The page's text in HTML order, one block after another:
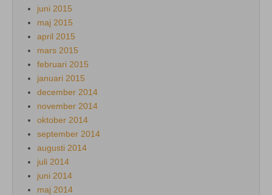
juni 2015
maj 2015
april 2015
mars 2015
februari 2015
januari 2015
december 2014
november 2014
oktober 2014
september 2014
augusti 2014
juli 2014
juni 2014
maj 2014